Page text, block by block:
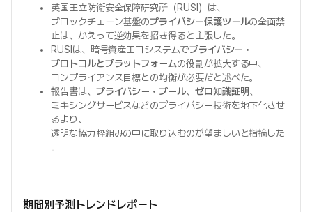
英国王立防衛安全保障研究所（RUSI）は、
ブロックチェーン基盤のプライバシー保護ツールの全面禁
止は、かえって逆効果を招き得ると主張した。
RUSIは、暗号資産エコシステムでプライバシー・
プロトコルとプラットフォームの役割が拡大する中、
コンプライアンス目標との均衡が必要だと述べた。
報告書は、 プライバシー・プール、 ゼロ知識証明、
ミキシングサービスなどのプライバシー技術を地下化させ
るより、
透明な協力枠組みの中に取り込むのが望ましいと指摘した
。
期間別予測トレンドレポート